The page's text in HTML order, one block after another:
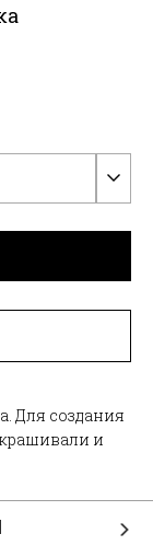
Для создания
и